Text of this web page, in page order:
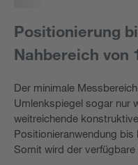
Positionierung
Nahbereich von
Der minimale
Umlenkspiegel sogar nur
weitreichende
Positionieranwendung bis
Somit wird der